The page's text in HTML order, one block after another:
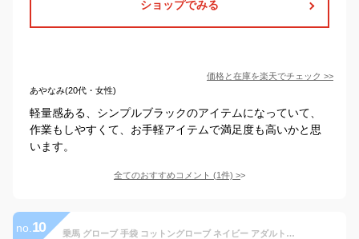
ショップでみる
価格と在庫を楽天でチェック >>
あやなみ(20代・女性)
軽量感ある、シンプルブラックのアイテムになっていて、
作業もしやすくて、お手軽アイテムで満足度も高いかと思
います。
全てのおすすめコメント (1件) >
no. 10 乗馬 グローブ 手袋 コットングローブ ネイビー アダルトL 乗馬用品 馬具